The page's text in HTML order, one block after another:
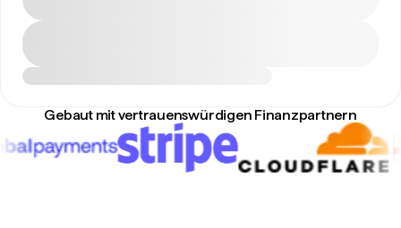
Gebaut mit vertrauenswürdigen Finanzpartnern